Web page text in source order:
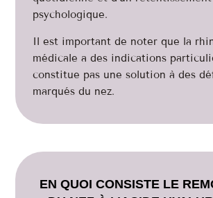
psychologique.
Il est important de noter que la
médicale a des indications
constitue pas une solution à des
marqués du nez.
EN QUOI CONSISTE LE